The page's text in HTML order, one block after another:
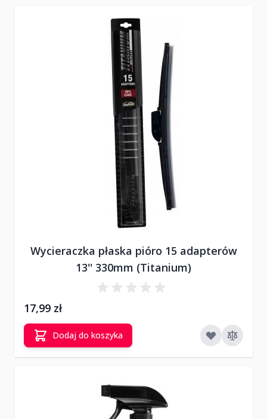
Wycieraczka płaska pióro 15 adapterów
13'' 330mm (Titanium)
17,99 zł
Dodaj do koszyka